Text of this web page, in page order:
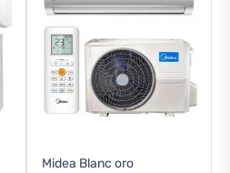
Midea Blanc oro